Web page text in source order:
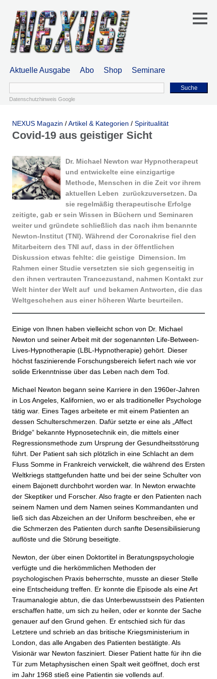
Aktuelle Ausgabe Abo Shop Seminare
Suche
Datenschutzhinweis Google
NEXUS Magazin /Artikel & Kategorien / Spiritualität
Covid-19 aus geistiger Sicht
Dr. Michael Newton war Hypnotherapeut
und entwickelte eine einzigartige
Methode, Menschen in die Zeit vor ihrem
aktuellen Leben zurückzuversetzen. Da
sie regelmäßig therapeutische Erfolge
zeitigte, gab er sein Wissen in Büchern und Seminaren
weiter und gründete schließlich das nach ihm benannte
Newton-Institut (TNI). Während der Coronakrise fiel den
Mitarbeitern des TNI auf, dass in der öffentlichen
Diskussion etwas fehlte: die geistige Dimension. Im
Rahmen einer Studie versetzten sie sich gegenseitig in
den ihnen vertrauten Trancezustand, nahmen Kontakt zur
Welt hinter der Welt auf und bekamen Antworten, die das
Weltgeschehen aus einer höheren Warte beurteilen.
Einige von Ihnen haben vielleicht schon von Dr. Michael
Newton und seiner Arbeit mit der sogenannten Life-Between-
Lives-Hypnotherapie (LBL-Hypnotherapie) gehört. Dieser
höchst faszinierende Forschungsbereich liefert nach wie vor
solide Erkenntnisse über das Leben nach dem Tod.
Michael Newton begann seine Karriere in den 1960er-Jahren
in Los Angeles, Kalifornien, wo er als traditioneller Psychologe
tätig war. Eines Tages arbeitete er mit einem Patienten an
dessen Schulterschmerzen. Dafür setzte er eine als „Affect
Bridge“ bekannte Hypnosetechnik ein, die mittels einer
Regressionsmethode zum Ursprung der Gesundheitsstörung
führt. Der Patient sah sich plötzlich in eine Schlacht an dem
Fluss Somme in Frankreich verwickelt, die während des Ersten
Weltkriegs stattgefunden hatte und bei der seine Schulter von
einem Bajonett durchbohrt worden war. In Newton erwachte
der Skeptiker und Forscher. Also fragte er den Patienten nach
seinem Namen und dem Namen seines Kommandanten und
ließ sich das Abzeichen an der Uniform beschreiben, ehe er
die Schmerzen des Patienten durch sanfte Desensibilisierung
auflöste und die Störung beseitigte.
Newton, der über einen Doktortitel in Beratungs­psychologie
verfügte und die herkömmlichen Methoden der
psychologischen Praxis beherrschte, musste an dieser Stelle
eine Entscheidung treffen. Er konnte die Episode als eine Art
Traumanalogie abtun, die das Unterbewusstsein des Patienten
erschaffen hatte, um sich zu heilen, oder er konnte der Sache
genauer auf den Grund gehen. Er entschied sich für das
Letztere und schrieb an das britische Kriegsministerium in
London, das alle Angaben des Patienten bestätigte. Als
Visionär war Newton fasziniert. Dieser Patient hatte für ihn die
Tür zum Metaphysischen einen Spalt weit geöffnet, doch erst
im Jahr 1968 stieß eine Patientin sie vollends auf.